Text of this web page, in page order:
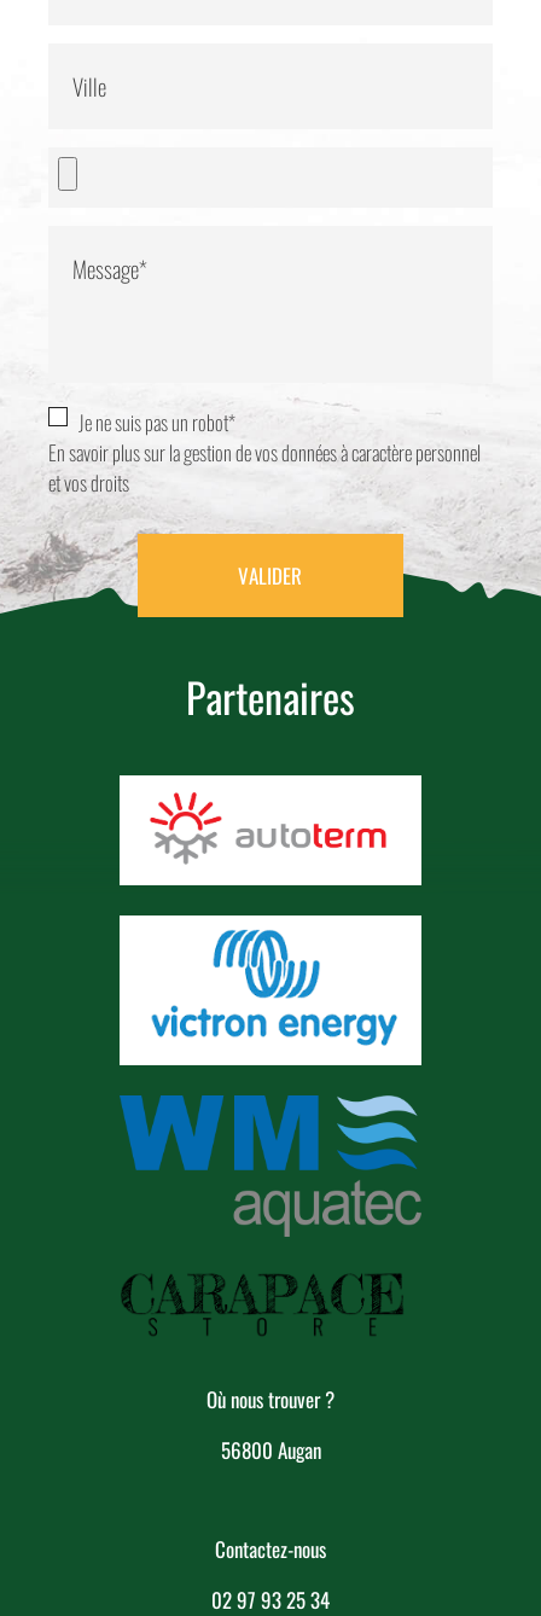
Ville
Message*
Je ne suis pas un robot*
En savoir plus sur la gestion de vos données à caractère personnel
et vos droits
VALIDER
Partenaires
Où nous trouver ?
56800 Augan
Contactez-nous
02 97 93 25 34